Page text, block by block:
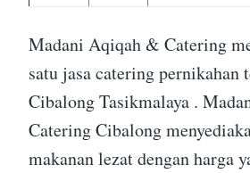
Madani Aqiqah & Catering
satu jasa catering pernikahan
Cibalong Tasikmalaya .
Catering Cibalong
makanan lezat dengan harga